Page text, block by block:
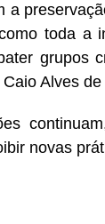
a
toda a
grupos
Alves de
novas